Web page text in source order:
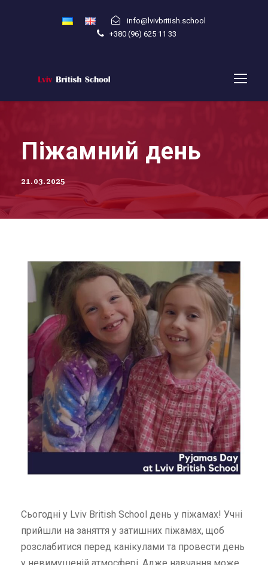
info@lvivbritish.school
+380 (96) 625 11 33
Піжамний день
21.03.2025
Сьогодні у Lviv British School день у піжамах! Учні
прийшли на заняття у затишних піжамах, щоб
розслабитися перед канікулами та провести день